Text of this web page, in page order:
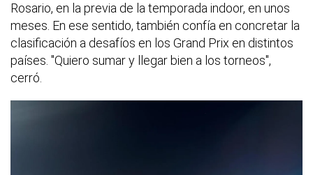
Rosario, en la previa de la temporada indoor, en unos
meses. En ese sentido, también confía en concretar la
clasificación a desafíos en los Grand Prix en distintos
países. "Quiero sumar y llegar bien a los torneos",
cerró.